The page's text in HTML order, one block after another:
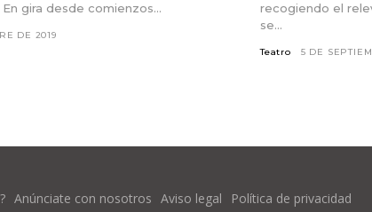
gira desde comienzos...
DE 2019
recogiendo el
se...
Teatro 5 DE
Anúnciate con nosotros Aviso legal Política de privacidad